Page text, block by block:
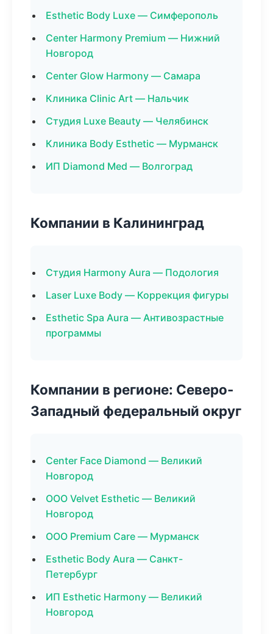
Esthetic Body Luxe — Симферополь
Center Harmony Premium — Нижний
Новгород
Center Glow Harmony — Самара
Клиника Clinic Art — Нальчик
Студия Luxe Beauty — Челябинск
Клиника Body Esthetic — Мурманск
ИП Diamond Med — Волгоград
Компании в Калининград
Студия Harmony Aura — Подология
Laser Luxe Body — Коррекция фигуры
Esthetic Spa Aura — Антивозрастные
программы
Компании в регионе: Северо-
Западный федеральный округ
Center Face Diamond — Великий
Новгород
ООО Velvet Esthetic — Великий
Новгород
ООО Premium Care — Мурманск
Esthetic Body Aura — Санкт-
Петербург
ИП Esthetic Harmony — Великий
Новгород